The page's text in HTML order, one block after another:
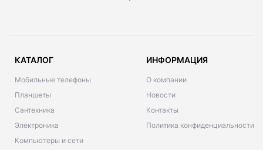
КАТАЛОГ
Мобильные телефоны
Планшеты
Сантехника
Электроника
Компьютеры и сети
ИНФОРМАЦИЯ
О компании
Новости
Контакты
Политика конфиденциальности